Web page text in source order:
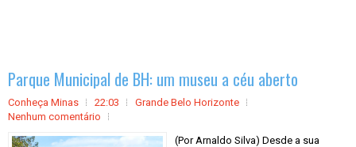
Parque Municipal de BH: um museu a céu aberto
Conheça Minas 22:03
Grande Belo Horizonte
Nenhum comentário
(Por Arnaldo Silva) Desde a sua